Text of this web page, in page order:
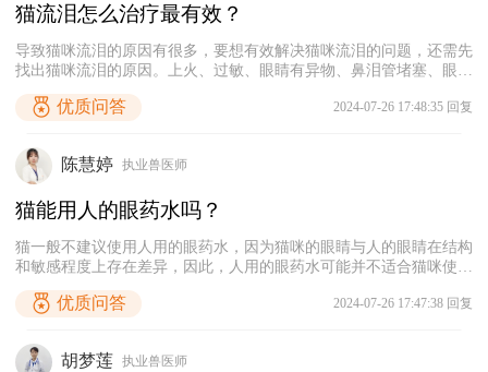
猫流泪怎么治疗最有效？
导致猫咪流泪的原因有很多，要想有效解决猫咪流泪的问题，还需先
找出猫咪流泪的原因。上火、过敏、眼睛有异物、鼻泪管堵塞、眼部
泪，建议及时带猫咪去宠物医院检查，根据检查结果采取对应的治疗
优质问答 2024-07-26 17:48:35 回复
陈慧婷 执业兽医师
猫能用人的眼药水吗？
猫一般不建议使用人用的眼药水，因为猫咪的眼睛与人的眼睛在结构
和敏感程度上存在差异，因此，人用的眼药水可能并不适合猫咪使
对应的治疗措施不同，需要根据猫咪的眼睛问题来使用合适的眼药
优质问答 2024-07-26 17:47:38 回复
胡梦莲 执业兽医师